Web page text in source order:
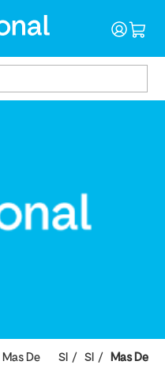
Mas De
SI SI
Mas De